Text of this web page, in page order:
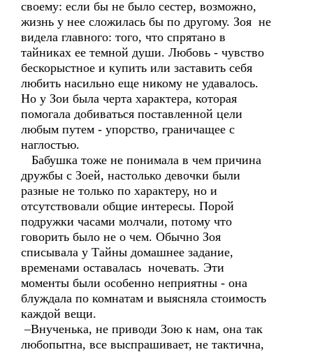
своему: если бы не было сестер, возможно,
жизнь у нее сложилась бы по другому. Зоя не
видела главного: того, что спрятано в
тайниках ее темной души. Любовь - чувство
бескорыстное и купить или заставить себя
любить насильно еще никому не удавалось.
Но у Зои была черта характера, которая
помогала добиваться поставленной цели
любым путем - упорство, граничащее с
наглостью.
Бабушка тоже не понимала в чем причина
дружбы с Зоей, настолько девочки были
разные не только по характеру, но и
отсутствовали общие интересы. Порой
подружки часами молчали, потому что
говорить было не о чем. Обычно Зоя
списывала у Тайны домашнее задание,
временами оставалась ночевать. Эти
моменты были особенно неприятны - она
блуждала по комнатам и выясняла стоимость
каждой вещи.
–Внученька, не приводи Зою к нам, она так
любопытна, все выспрашивает, не тактична,